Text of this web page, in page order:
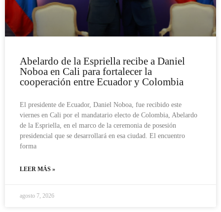
Abelardo de la Espriella recibe a Daniel
Noboa en Cali para fortalecer la
cooperación entre Ecuador y Colombia
El presidente de Ecuador, Daniel Noboa, fue recibido este
viernes en Cali por el mandatario electo de Colombia, Abelardo
de la Espriella, en el marco de la ceremonia de posesión
presidencial que se desarrollará en esa ciudad. El encuentro
forma
LEER MÁS »
agosto 7, 2026